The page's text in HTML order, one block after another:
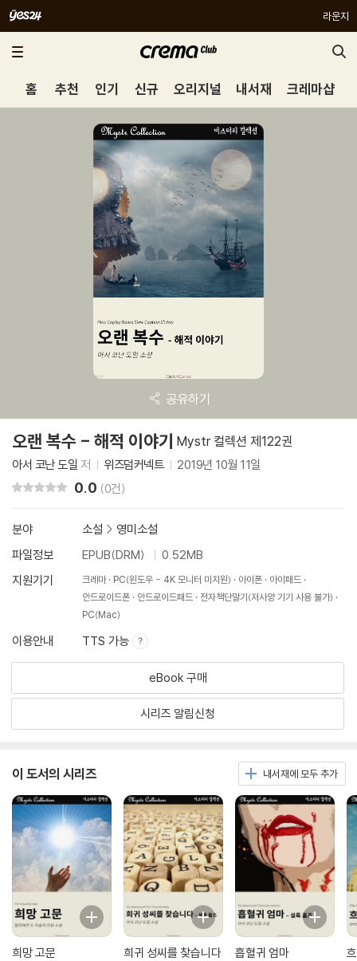
라운지
홈 추천 인기 신규 오리지널 내서재 크레마샵
공유하기
오랜 복수 - 해적 이야기 Mystr 컬렉션 제122권
아서 코난 도일 저 위즈덤커넥트 2019년 10월 11일
0.0 (0건)
분야 소설 > 영미소설
파일정보
EPUB(DRM)
0.52MB
지원기기
크레마 PC(윈도우 - 4K 모니터 미지원) 아이폰
아이패드
안드로이드폰
안드로이드패드
전자책단말기(저사양 기기 사용 불가)
PC(Mac)
이용안내 TTS 가능
eBook 구매
시리즈 알림신청
이 도서의 시리즈 내서재에 모두 추가
희망 고문 희귀 성씨를 찾습니다 흡혈귀 엄마